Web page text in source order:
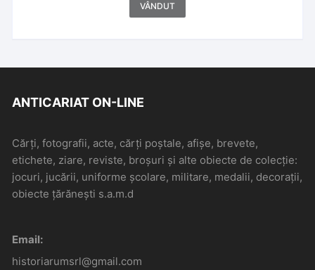
VÂNDUT
ANTICARIAT ON-LINE
Cărți, fotografii, acte, cărți poștale, afișe, brevete,
etichete, ziare, reviste, broșuri și alte obiecte de colecție:
jocuri, jucării, uniforme școlare, militare, medalii, decorații,
obiecte țărănești s.a.m.d
Email:
historiarumsrl@gmail.com